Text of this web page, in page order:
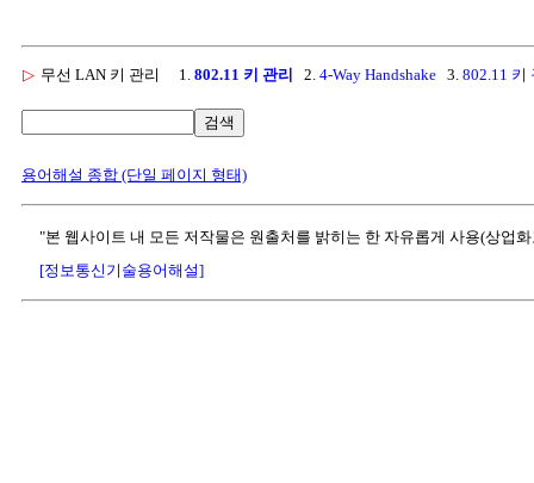
▷ 무선 LAN 키 관리 1. 802.11 키 관리 2. 4-Way Handshake 3. 802.11 키
검색
용어해설 종합 (단일 페이지 형태)
"본 웹사이트 내 모든 저작물은 원출처를 밝히는 한 자유롭게 사용(상업
[정보통신기술용어해설]